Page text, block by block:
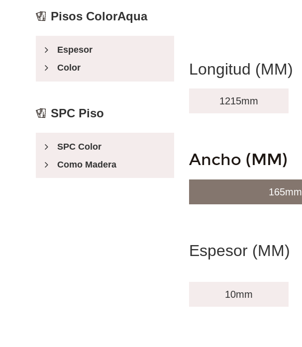
Pisos ColorAqua
Espesor
Color
SPC Piso
SPC Color
Como Madera
Longitud (MM)
1215mm
Ancho (MM)
165mm
Espesor (MM)
10mm